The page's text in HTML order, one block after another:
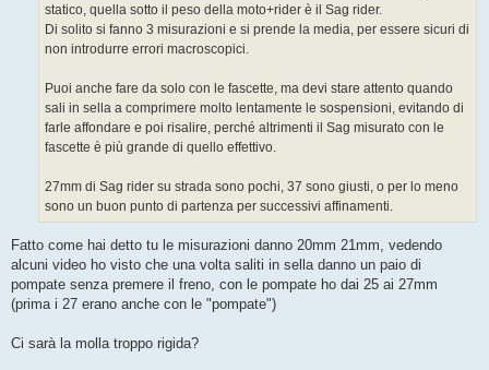
statico, quella sotto il peso della moto+rider è il Sag rider.
Di solito si fanno 3 misurazioni e si prende la media, per essere sicuri di
non introdurre errori macroscopici.
Puoi anche fare da solo con le fascette, ma devi stare attento quando
sali in sella a comprimere molto lentamente le sospensioni, evitando di
farle affondare e poi risalire, perché altrimenti il Sag misurato con le
fascette è più grande di quello effettivo.
27mm di Sag rider su strada sono pochi, 37 sono giusti, o per lo meno
sono un buon punto di partenza per successivi affinamenti.
Fatto come hai detto tu le misurazioni danno 20mm 21mm, vedendo
alcuni video ho visto che una volta saliti in sella danno un paio di
pompate senza premere il freno, con le pompate ho dai 25 ai 27mm
(prima i 27 erano anche con le "pompate")
Ci sarà la molla troppo rigida?